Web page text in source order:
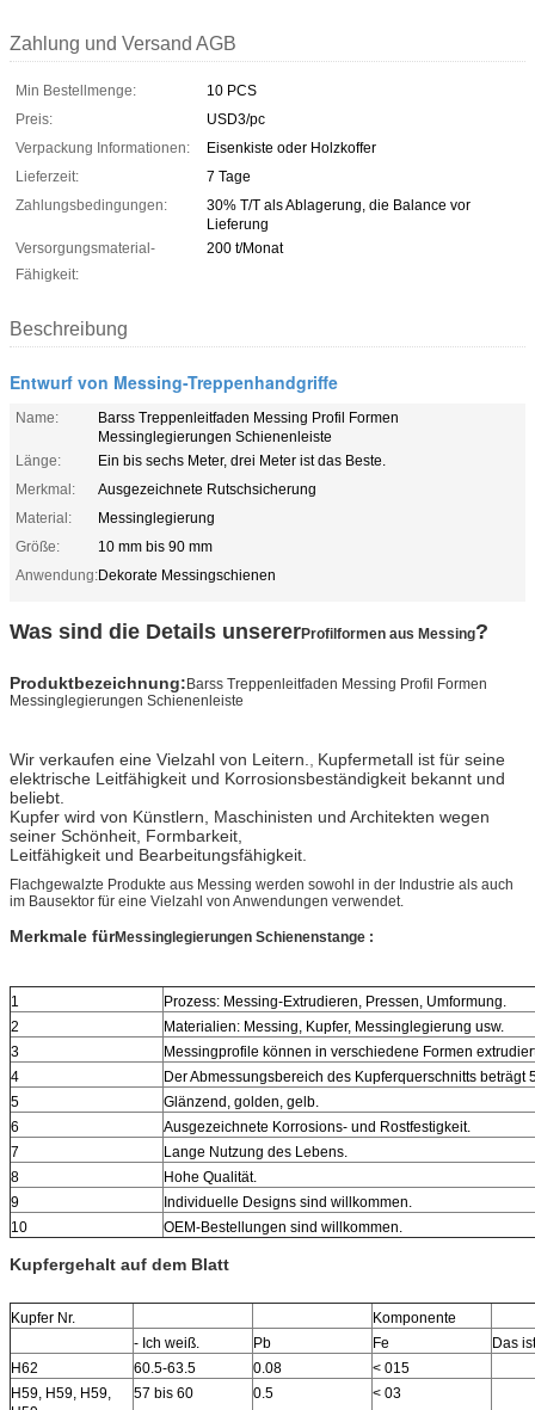
Zahlung und Versand AGB
Min Bestellmenge:
10 PCS
Preis:
USD3/pc
Verpackung Informationen:
Eisenkiste oder Holzkoffer
Lieferzeit:
7 Tage
Zahlungsbedingungen:
30% T/T als Ablagerung, die Balance vor
Lieferung
Versorgungsmaterial-
Fähigkeit:
200 t/Monat
Beschreibung
Entwurf von Messing-Treppenhandgriffe
Name:
Barss Treppenleitfaden Messing Profil Formen
Messinglegierungen Schienenleiste
Länge:
Ein bis sechs Meter, drei Meter ist das Beste.
Merkmal:
Ausgezeichnete Rutschsicherung
Material:
Messinglegierung
Größe:
10 mm bis 90 mm
Anwendung:Dekorate Messingschienen
Was sind die Details unsererProfilformen aus Messing?
Produktbezeichnung:Barss Treppenleitfaden Messing Profil Formen
Messinglegierungen Schienenleiste
Wir verkaufen eine Vielzahl von Leitern.
Kupfermetall ist für seine
elektrische Leitfähigkeit und Korrosionsbeständigkeit bekannt und
beliebt.
Kupfer wird von Künstlern, Maschinisten und Architekten wegen
seiner Schönheit, Formbarkeit,
Leitfähigkeit und Bearbeitungsfähigkeit.
Flachgewalzte Produkte aus Messing werden sowohl in der Industrie als auch
im Bausektor für eine Vielzahl von Anwendungen verwendet.
Merkmale fürMessinglegierungen Schienenstange :
1
Prozess: Messing-Extrudieren, Pressen, Umformung.
2
Materialien: Messing, Kupfer, Messinglegierung usw.
3
Messingprofile können in verschiedene Formen
4
Der Abmessungsbereich des Kupferquerschnitts beträgt
5
Glänzend, golden, gelb.
6
Ausgezeichnete Korrosions- und Rostfestigkeit.
7
Lange Nutzung des Lebens.
8
Hohe Qualität.
9
Individuelle Designs sind willkommen.
10
OEM-Bestellungen sind willkommen.
Kupfergehalt auf dem Blatt
Kupfer Nr.
Komponente
- Ich weiß.
Pb Fe
Das
H62
60.5-63.5 0.08
< 015
H59, H59, H59,
57 bis 60 0.5 < 03